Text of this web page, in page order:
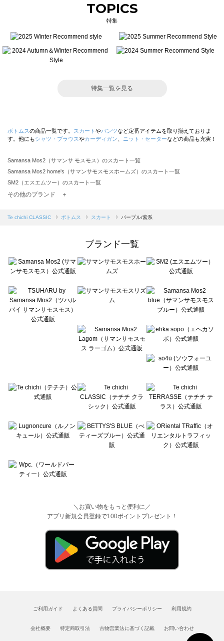
TOPICS
特集
特集一覧を見る
ボトムスの商品一覧です。 スカート やパンツなど定番アイテムを取り揃えておりま
す。他にもシャツ・ブラウスやカーディガン ニット・セーターなどの商品も充実！
Samansa Mos2（サマンサ モスモス）のスカート一覧
Samansa Mos2 home's（サマンサモスモスホームズ）のスカート一覧
SM2（エスエムツー）のスカート一覧
TSUHARU by Samansa Mos2（ツハルバイサマンサモスモス）のスカート一覧
Samansa Mos2 blue（サマンサモスモス ブルー）のスカート一覧
sō4ū（ソウフォーユー）のスカート一覧
Te chichi（テチチ）のスカート一覧
Te chichi CLASSIC（テチチ クラシック）のスカート一覧
Lugnoncure（ルノンキュール）のスカート一覧
BETTY'S BLUE（べティーズブルー）のスカート一覧
Wpc.（ワールドパーティー）のスカート一覧
その他のブランド ＋
Te chichi CLASSIC ボトムス スカート パープル/紫系
ブランド一覧
＼お買い物をもっと便利に／
アプリ新規会員登録で100ポイントプレゼント！
ご利用ガイド よくある質問 プライバシーポリシー 利用規約
会社概要 特定商取引法 古物営業法に基づく記載 お問い合わせ